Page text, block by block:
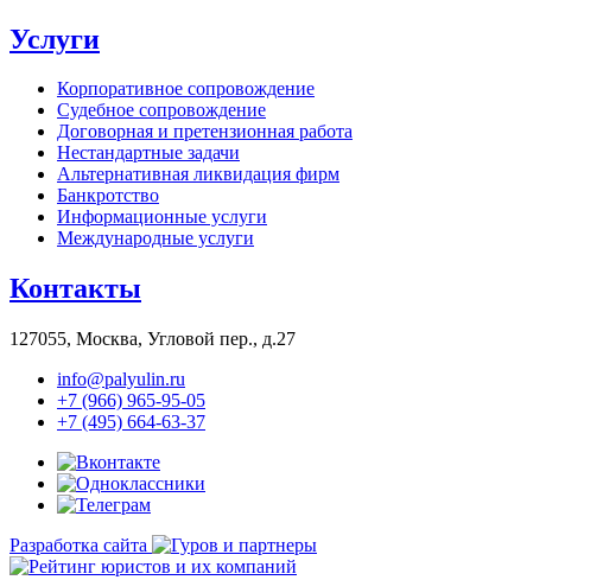
Услуги
Корпоративное сопровождение
Судебное сопровождение
Договорная и претензионная работа
Нестандартные задачи
Альтернативная ликвидация фирм
Банкротство
Информационные услуги
Международные услуги
Контакты
127055, Москва, Угловой пер., д.27
info@palyulin.ru
+7 (966) 965-95-05
+7 (495) 664-63-37
Разработка сайта